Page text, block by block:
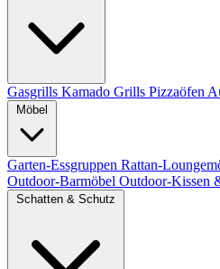
Gasgrills Kamado Grills Pizzaöfen
Garten-Essgruppen Rattan-
Outdoor-Barmöbel Outdoor-Kissen